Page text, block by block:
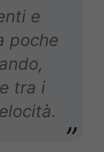
e
poche
tra i